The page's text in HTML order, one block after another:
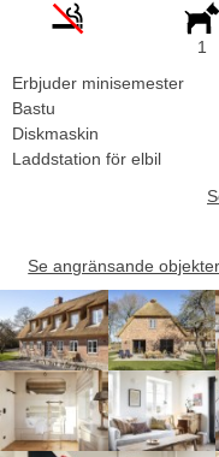
1
Erbjuder minisemester
Bastu
Diskmaskin
Laddstation för elbil
Se angränsande objekter